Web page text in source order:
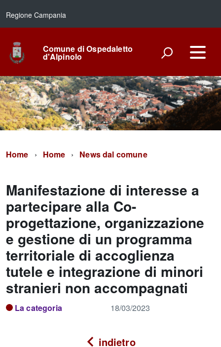
Regione Campania
Comune di Ospedaletto
d'Alpinolo
Home Home News dal comune
Manifestazione di interesse a
partecipare alla Co-
progettazione, organizzazione
e gestione di un programma
territoriale di accoglienza
tutele e integrazione di minori
stranieri non accompagnati
La categoria 18/03/2023
indietro